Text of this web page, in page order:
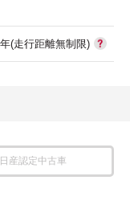
(走行距離無制限)
日産認定中古車